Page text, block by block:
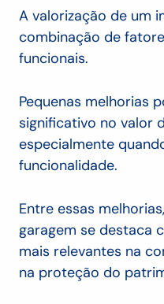
A valorização de um
combinação de
funcionais.
Pequenas melhorias
significativo no valor
especialmente
funcionalidade.
Entre essas
garagem se destaca
mais relevantes na
na proteção do